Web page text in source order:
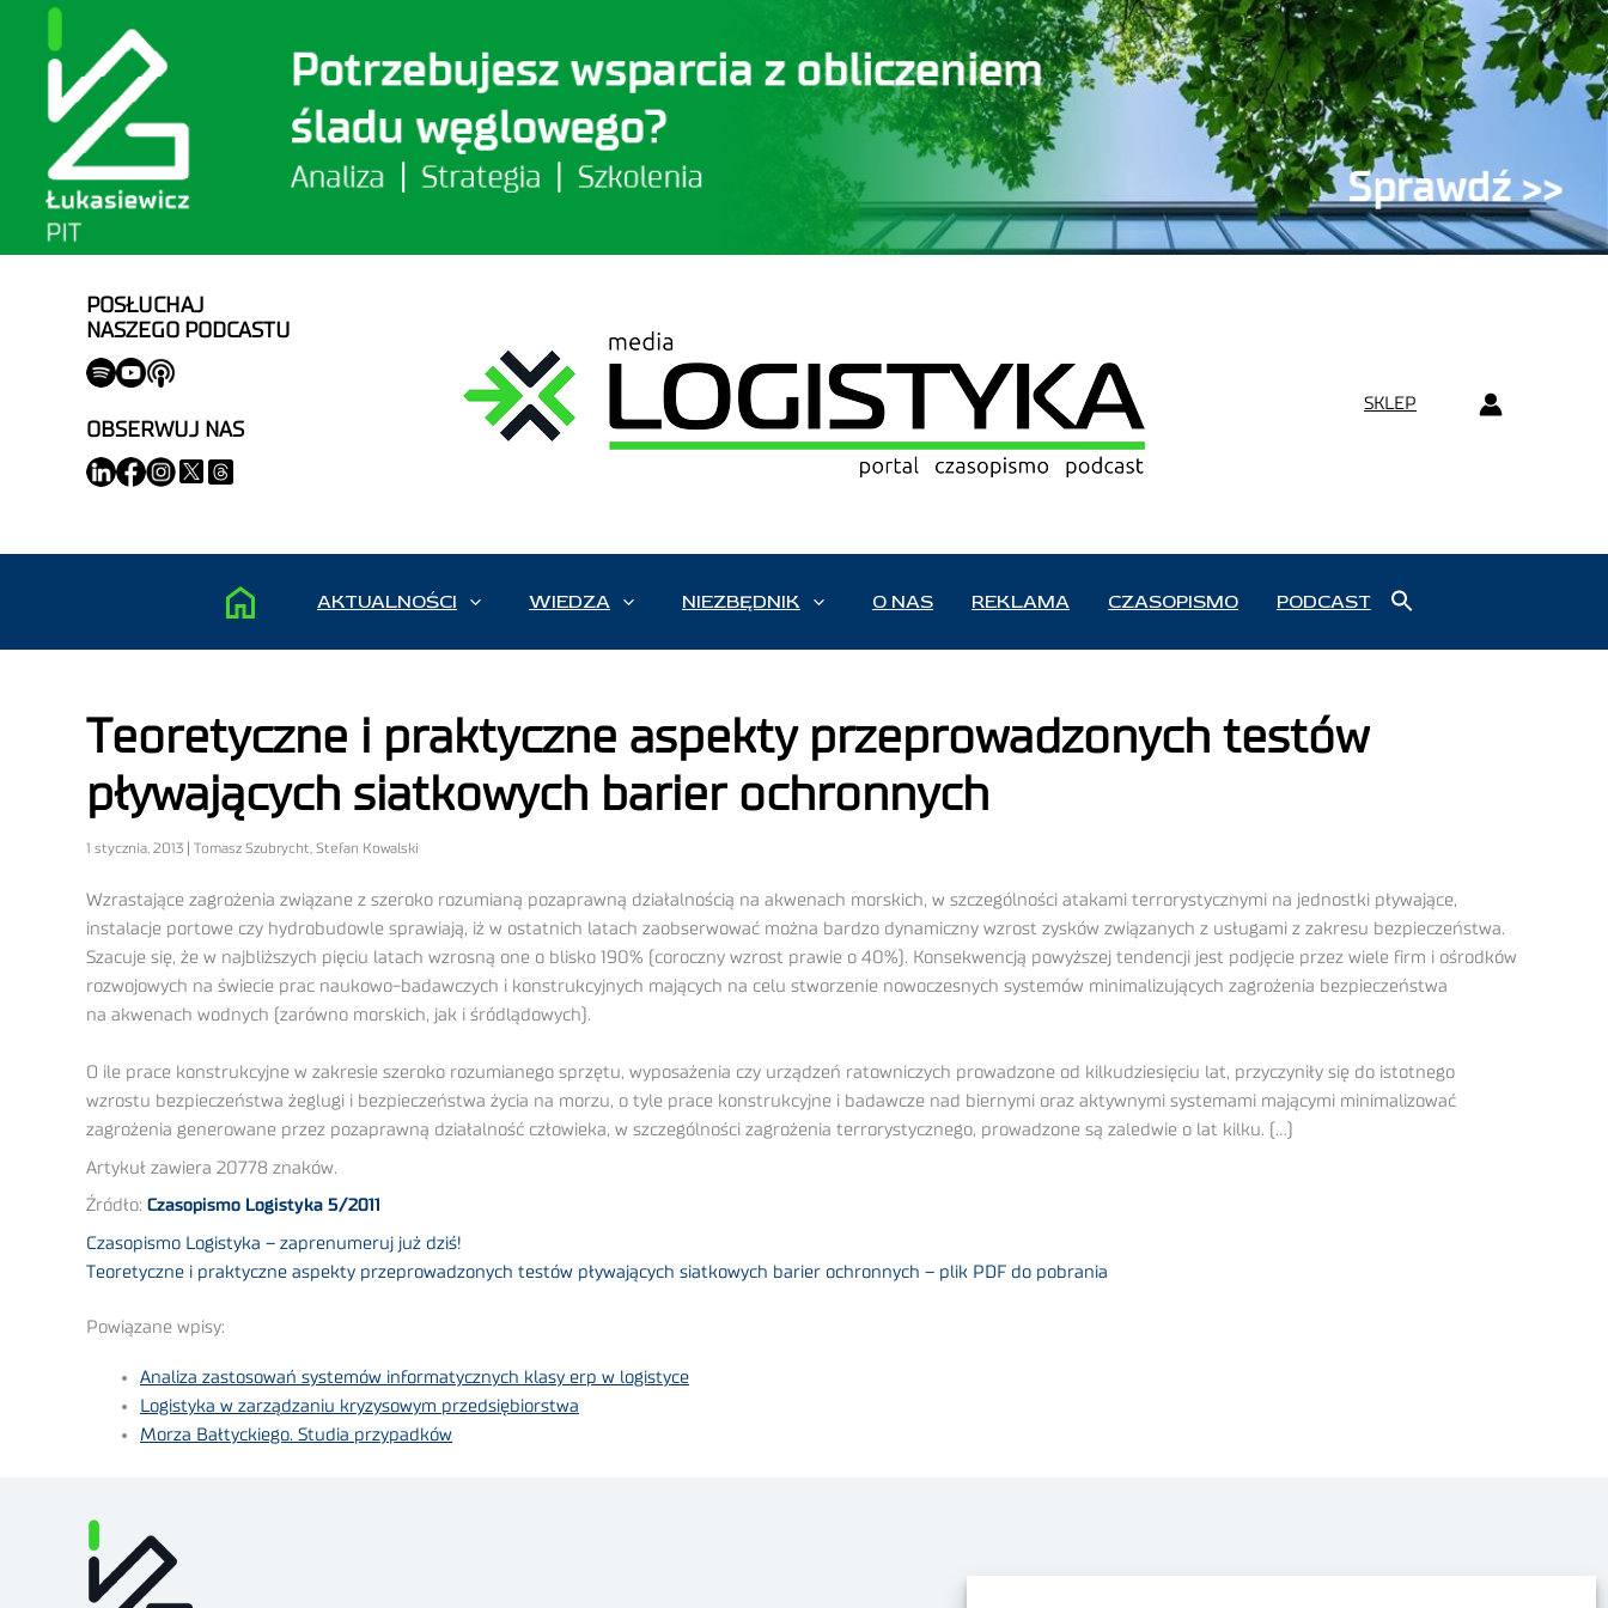
POSŁUCHAJ
NASZEGO PODCASTU
OBSERWUJ NAS
SKLEP
AKTUALNOŚCI WIEDZA NIEZBĘDNIK O NAS REKLAMA CZASOPISMO PODCAST
Teoretyczne i praktyczne aspekty przeprowadzonych testów
pływających siatkowych barier ochronnych
1 stycznia, 2013 | Tomasz Szubrycht, Stefan Kowalski
Wzrastające zagrożenia związane z szeroko rozumianą pozaprawną działalnością na akwenach morskich, w szczególności atakami terrorystycznymi na jednostki pływające,
instalacje portowe czy hydrobudowle sprawiają, iż w ostatnich latach zaobserwować można bardzo dynamiczny wzrost zysków związanych z usługami z zakresu bezpieczeństwa.
Szacuje się, że w najbliższych pięciu latach wzrosną one o blisko 190% (coroczny wzrost prawie o 40%). Konsekwencją powyższej tendencji jest podjęcie przez wiele firm i ośrodków
rozwojowych na świecie prac naukowo-badawczych i konstrukcyjnych mających na celu stworzenie nowoczesnych systemów minimalizujących zagrożenia bezpieczeństwa
na akwenach wodnych (zarówno morskich, jak i śródlądowych).
O ile prace konstrukcyjne w zakresie szeroko rozumianego sprzętu, wyposażenia czy urządzeń ratowniczych prowadzone od kilkudziesięciu lat, przyczyniły się do istotnego
wzrostu bezpieczeństwa żeglugi i bezpieczeństwa życia na morzu, o tyle prace konstrukcyjne i badawcze nad biernymi oraz aktywnymi systemami mającymi minimalizować
zagrożenia generowane przez pozaprawną działalność człowieka, w szczególności zagrożenia terrorystycznego, prowadzone są zaledwie o lat kilku. (…)
Artykuł zawiera 20778 znaków.
Źródło: Czasopismo Logistyka 5/2011
Czasopismo Logistyka – zaprenumeruj już dziś!
Teoretyczne i praktyczne aspekty przeprowadzonych testów pływających siatkowych barier ochronnych – plik PDF do pobrania
Powiązane wpisy:
Analiza zastosowań systemów informatycznych klasy erp w logistyce
Logistyka w zarządzaniu kryzysowym przedsiębiorstwa
Morza Bałtyckiego. Studia przypadków